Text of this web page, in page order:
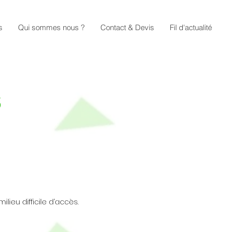
Qui sommes nous ? Contact & Devis Fil d'actualité
difficile d’accès.